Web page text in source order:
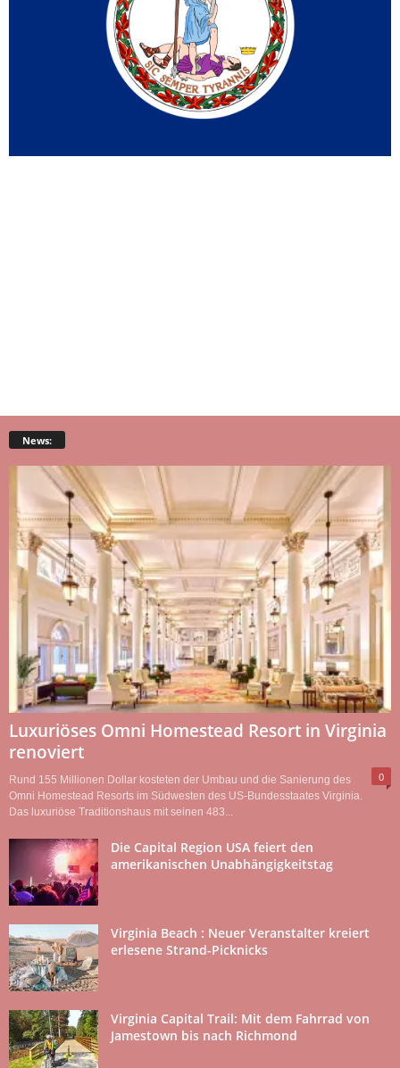
News:
Luxuriöses Omni Homestead Resort in Virginia
renoviert
0
Rund 155 Millionen Dollar kosteten der Umbau und die Sanierung des
Omni Homestead Resorts im Südwesten des US-Bundesstaates Virginia.
Das luxuriöse Traditionshaus mit seinen 483...
Die Capital Region USA feiert den
amerikanischen Unabhängigkeitstag
Virginia Beach : Neuer Veranstalter kreiert
erlesene Strand-Picknicks
Virginia Capital Trail: Mit dem Fahrrad von
Jamestown bis nach Richmond